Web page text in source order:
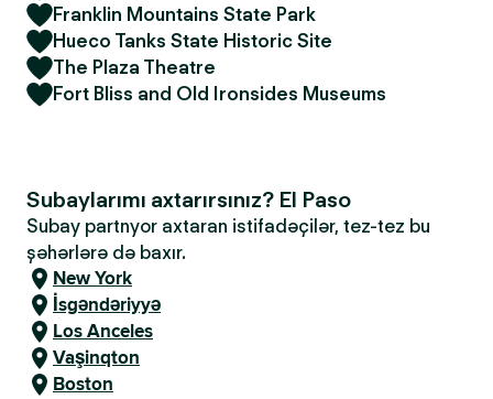
Franklin Mountains State Park
Hueco Tanks State Historic Site
The Plaza Theatre
Fort Bliss and Old Ironsides Museums
Subaylarımı axtarırsınız? El Paso
Subay partnyor axtaran istifadəçilər, tez-tez bu
şəhərlərə də baxır.
New York
İsgəndəriyyə
Los Anceles
Vaşinqton
Boston